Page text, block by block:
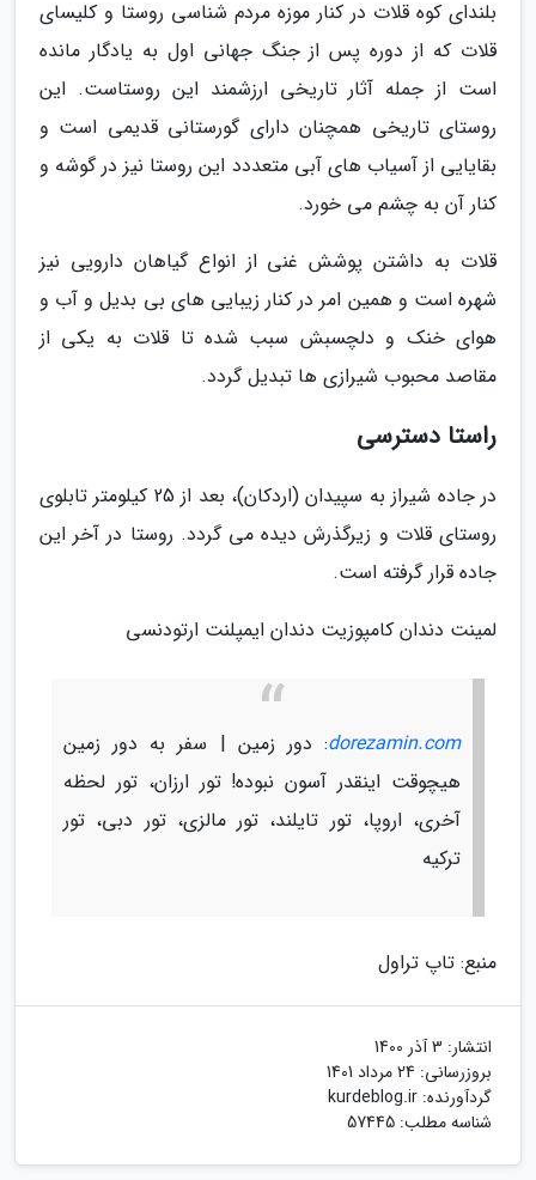
بلندای کوه قلات در کنار موزه مردم شناسی روستا و کلیسای
قلات که از دوره پس از جنگ جهانی اول به یادگار مانده
است از جمله آثار تاریخی ارزشمند این روستاست. این
روستای تاریخی همچنان دارای گورستانی قدیمی است و
بقایایی از آسیاب های آبی متعددد این روستا نیز در گوشه و
کنار آن به چشم می خورد.
قلات به داشتن پوشش غنی از انواع گیاهان دارویی نیز
شهره است و همین امر در کنار زیبایی های بی بدیل و آب و
هوای خنک و دلچسبش سبب شده تا قلات به یکی از
مقاصد محبوب شیرازی ها تبدیل گردد.
راستا دسترسی
در جاده شیراز به سپیدان (اردکان)، بعد از 25 کیلومتر تابلوی
روستای قلات و زیرگذرش دیده می گردد. روستا در آخر این
جاده قرار گرفته است.
لمینت دندان کامپوزیت دندان ایمپلنت ارتودنسی
dorezamin.com: دور زمین | سفر به دور زمین
هیچوقت اینقدر آسون نبوده! تور ارزان، تور لحظه
آخری، اروپا، تور تایلند، تور مالزی، تور دبی، تور
ترکیه
منبع: تاپ تراول
انتشار: 3 آذر 1400
بروزرسانی: 24 مرداد 1401
گردآورنده: kurdeblog.ir
شناسه مطلب: 57445